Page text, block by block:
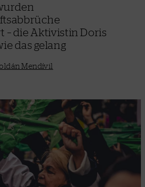
– die Aktivistin Doris
das gelang
Mendívil